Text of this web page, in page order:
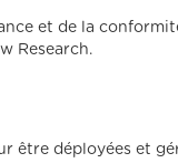
et de la
Research.
être déployées et